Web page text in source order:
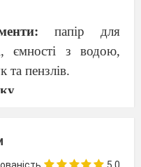
папір для
ємності з водою,
та пензлів.